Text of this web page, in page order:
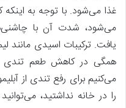
غذا می‌شود. با توجه به
می‌شود، شدت آن با
یافت. ترکیبات اسیدی مانند
همگی در کاهش طعم تندی
می‌کنیم برای رفع تندی از
را در خانه نداشتید،